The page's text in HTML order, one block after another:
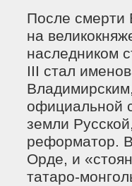
После смерти
на
наследником
III стал
официальной
земли
реформатор.
Орде, и
татаро-